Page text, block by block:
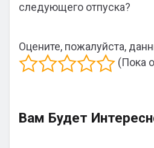
следующего отпуска?
Оцените, пожалуйста,
(Пока
Вам Будет